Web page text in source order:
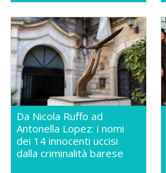
Da Nicola Ruffo ad
Antonella Lopez: i nomi
dei 14 innocenti uccisi
dalla criminalità barese